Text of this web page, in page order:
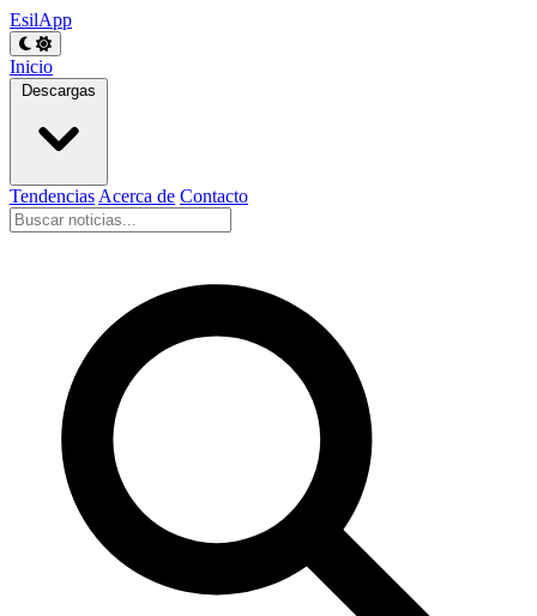
EsilApp
Inicio
Descargas
Tendencias Acerca de Contacto